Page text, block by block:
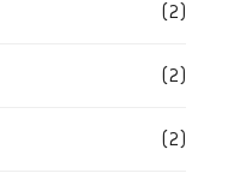
(2)
(2)
(2)